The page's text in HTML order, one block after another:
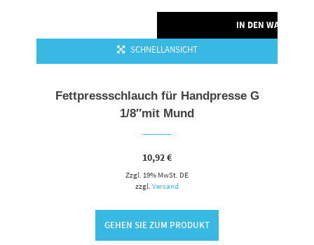
IN DEN
SCHNELLANSICHT
Fettpressschlauch für Handpresse G
1/8″mit Mund
10,92€
Zzgl. 19% MwSt. DE
zzgl.Versand
GEHEN SIE ZUM PRODUKT